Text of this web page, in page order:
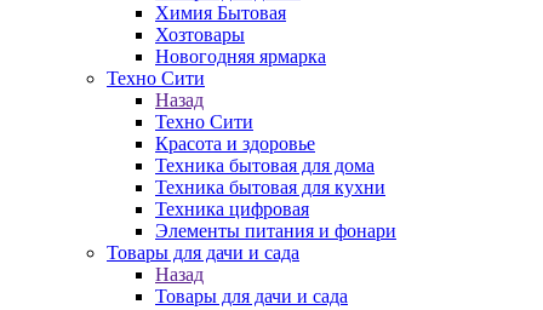
Химия Бытовая
Хозтовары
Новогодняя ярмарка
Техно Сити
Назад
Техно Сити
Красота и здоровье
Техника бытовая для дома
Техника бытовая для кухни
Техника цифровая
Элементы питания и фонари
Товары для дачи и сада
Назад
Товары для дачи и сада